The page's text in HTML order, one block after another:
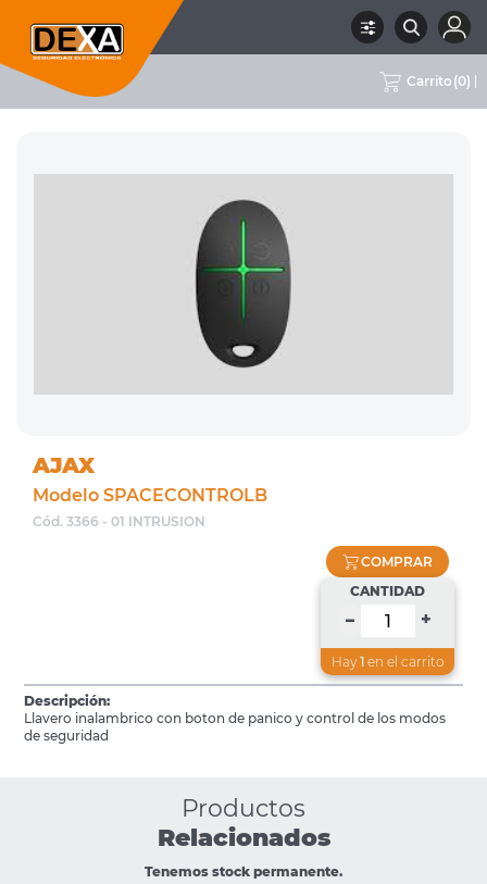
Carrito (0)
MARCA
AJAX
Modelo SPACECONTROLB
Cód. 3366 - 01 INTRUSION
COMPRAR
CANTIDAD
– +
Hay 1 en el carrito
Descripción:
Llavero inalambrico con boton de panico y control de los modos
de seguridad
Productos
Relacionados
Tenemos stock permanente.